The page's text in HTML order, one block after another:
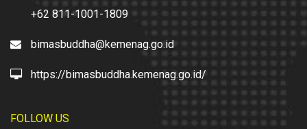
+62 811-1001-1809
bimasbuddha@kemenag.go.id
https://bimasbuddha.kemenag.go.id/
FOLLOW US